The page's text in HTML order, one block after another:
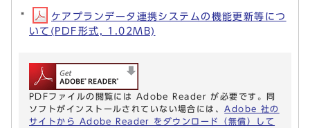
ケアプランデータ連携システムの機能更新等につ
いて(PDF形式, 1.02MB)
PDFファイルの閲覧には Adobe Reader が必要です。同
ソフトがインストールされていない場合には、 Adobe 社の
サイトから Adobe Reader をダウンロード（無償）して